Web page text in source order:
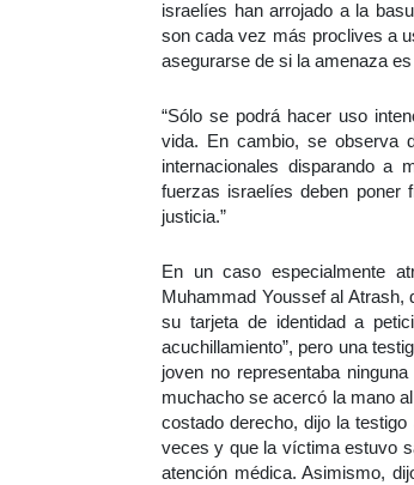
israelíes han arrojado a la
son cada vez más proclives a
asegurarse de si la amenaza
“Sólo se podrá hacer uso
vida. En cambio, se observa
internacionales disparando a
fuerzas israelíes deben poner
justicia.”
En un caso especialmente
Muhammad Youssef al Atrash,
su tarjeta de identidad a
acuchillamiento”, pero una
joven no representaba
muchacho se acercó la mano
costado derecho, dijo la
veces y que la víctima estuvo
atención médica. Asimismo,